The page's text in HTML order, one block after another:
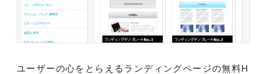
ユーザーの心をとらえるランディングページの無料H